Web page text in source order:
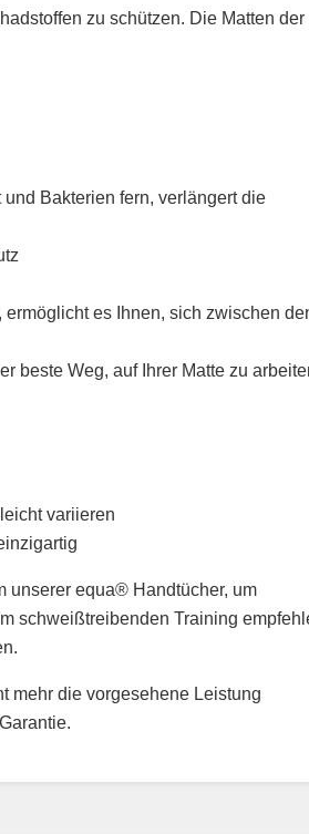
zu schützen. Die Matten der
Bakterien fern, verlängert die
es Ihnen, sich zwischen
beste Weg, auf Ihrer Matte zu
variieren
unserer equa® Handtücher, um
schweißtreibenden Training
mehr die vorgesehene Leistung